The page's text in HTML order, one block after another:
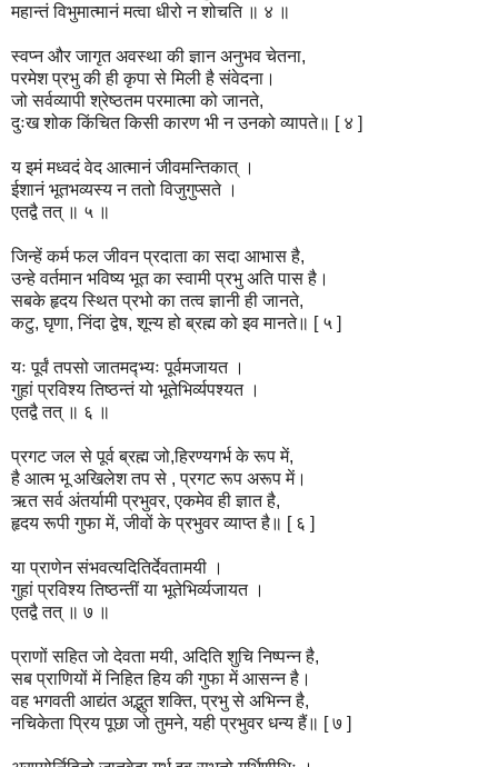
महान्तं विभुमात्मानं मत्वा धीरो न शोचति ॥ ४ ॥
स्वप्न और जागृत अवस्था की ज्ञान अनुभव चेतना,
परमेश प्रभु की ही कृपा से मिली है संवेदना।
जो सर्वव्यापी श्रेष्ठतम परमात्मा को जानते,
दुःख शोक किंचित किसी कारण भी न उनको व्यापते॥ [ ४ ]
य इमं मध्वदं वेद आत्मानं जीवमन्तिकात् ।
ईशानं भूतभव्यस्य न ततो विजुगुप्सते ।
एतद्वै तत् ॥ ५ ॥
जिन्हें कर्म फल जीवन प्रदाता का सदा आभास है,
उन्हे वर्तमान भविष्य भूत का स्वामी प्रभु अति पास है।
सबके हृदय स्थित प्रभो का तत्व ज्ञानी ही जानते,
कटु, घृणा, निंदा द्वेष, शून्य हो ब्रह्म को इव मानते॥ [ ५ ]
यः पूर्वं तपसो जातमद्भ्यः पूर्वमजायत ।
गुहां प्रविश्य तिष्ठन्तं यो भूतेभिर्व्यपश्यत ।
एतद्वै तत् ॥ ६ ॥
प्रगट जल से पूर्व ब्रह्म जो,हिरण्यगर्भ के रूप में,
है आत्म भू अखिलेश तप से , प्रगट रूप अरूप में।
ऋत सर्व अंतर्यामी प्रभुवर, एकमेव ही ज्ञात है,
हृदय रूपी गुफा में, जीवों के प्रभुवर व्याप्त है॥ [ ६ ]
या प्राणेन संभवत्यदितिर्देवतामयी ।
गुहां प्रविश्य तिष्ठन्तीं या भूतेभिर्व्यजायत ।
एतद्वै तत् ॥ ७ ॥
प्राणों सहित जो देवता मयी, अदिति शुचि निष्पन्न है,
सब प्राणियों में निहित हिय की गुफा में आसन्न है।
वह भगवती आद्यंत अद्भुत शक्ति, प्रभु से अभिन्न है,
नचिकेता प्रिय पूछा जो तुमने, यही प्रभुवर धन्य हैं॥ [ ७ ]